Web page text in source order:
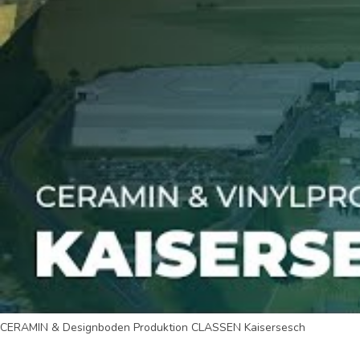
CERAMIN & Designboden Produktion CLASSEN Kaisersesch